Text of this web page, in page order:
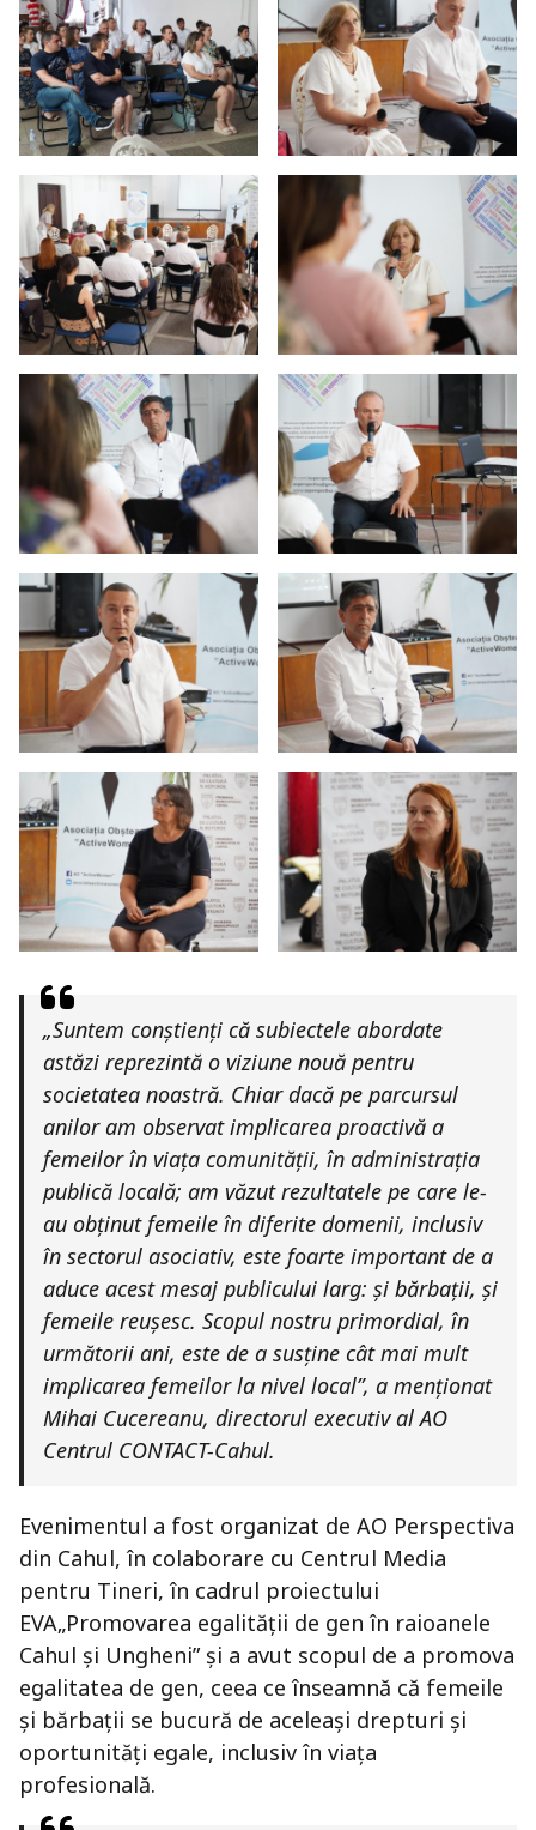
„Suntem conștienți că subiectele abordate
astăzi reprezintă o viziune nouă pentru
societatea noastră. Chiar dacă pe parcursul
anilor am observat implicarea proactivă a
femeilor în viața comunității, în administrația
publică locală; am văzut rezultatele pe care le-
au obținut femeile în diferite domenii, inclusiv
în sectorul asociativ, este foarte important de a
aduce acest mesaj publicului larg: și bărbații, și
femeile reușesc. Scopul nostru primordial, în
următorii ani, este de a susține cât mai mult
implicarea femeilor la nivel local”, a menționat
Mihai Cucereanu, directorul executiv al AO
Centrul CONTACT-Cahul.
Evenimentul a fost organizat de AO Perspectiva
din Cahul, în colaborare cu Centrul Media
pentru Tineri, în cadrul proiectului
EVA„Promovarea egalității de gen în raioanele
Cahul și Ungheni” și a avut scopul de a promova
egalitatea de gen, ceea ce înseamnă că femeile
și bărbații se bucură de aceleași drepturi și
oportunități egale, inclusiv în viața
profesională.